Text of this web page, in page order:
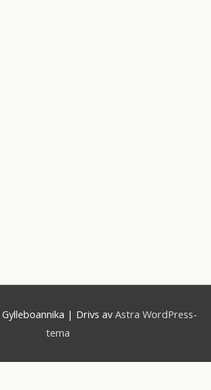
Gylleboannika | Drivs av Astra WordPress-
tema